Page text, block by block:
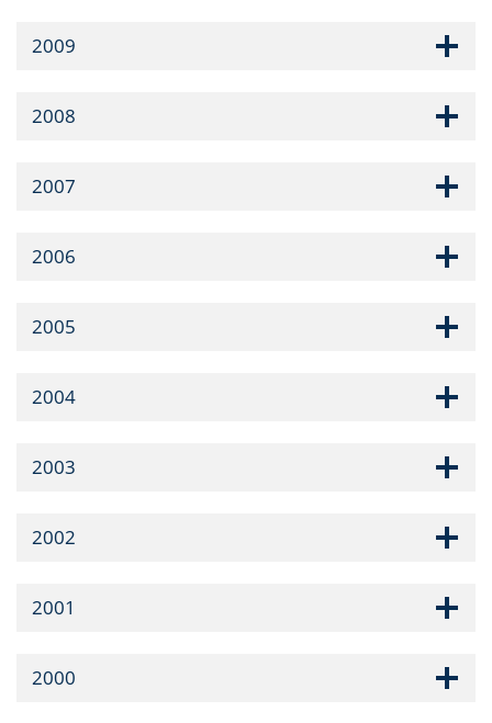
2009
2008
2007
2006
2005
2004
2003
2002
2001
2000